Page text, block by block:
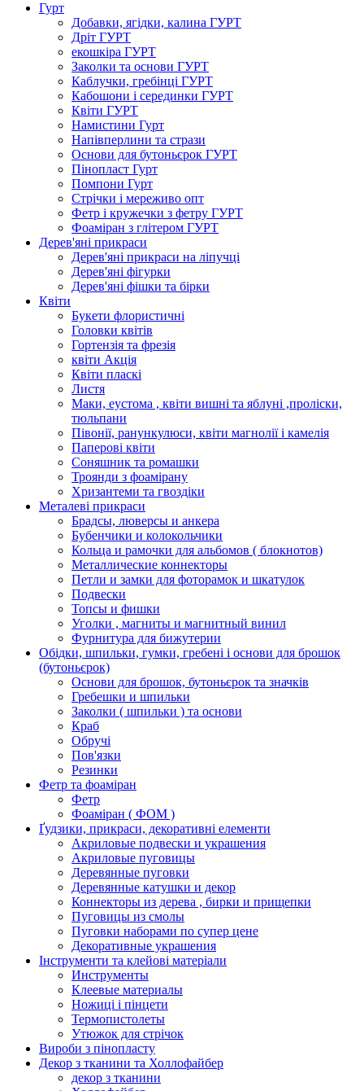
Гурт
Добавки, ягідки, калина ГУРТ
Дріт ГУРТ
екошкіра ГУРТ
Заколки та основи ГУРТ
Каблучки, гребінці ГУРТ
Кабошони і серединки ГУРТ
Квіти ГУРТ
Намистини Гурт
Напівперлини та стрази
Основи для бутоньєрок ГУРТ
Пінопласт Гурт
Помпони Гурт
Стрічки і мереживо опт
Фетр і кружечки з фетру ГУРТ
Фоаміран з глітером ГУРТ
Дерев'яні прикраси
Дерев'яні прикраси на ліпучці
Дерев'яні фігурки
Дерев'яні фішки та бірки
Квіти
Букети флористичні
Головки квітів
Гортензія та фрезія
квіти Акція
Квіти пласкі
Листя
Маки, еустома , квіти вишні та яблуні ,проліски,
тюльпани
Півонії, ранункулюси, квіти магнолії і камелія
Паперові квіти
Соняшник та ромашки
Троянди з фоамірану
Хризантеми та гвоздіки
Металеві прикраси
Брадсы, люверсы и анкера
Бубенчики и колокольчики
Кольца и рамочки для альбомов ( блокнотов)
Металлические коннекторы
Петли и замки для фоторамок и шкатулок
Подвески
Топсы и фишки
Уголки , магниты и магнитный винил
Фурнитура для бижутерии
Обідки, шпильки, гумки, гребені і основи для брошок
(бутоньєрок)
Основи для брошок, бутоньєрок та значків
Гребешки и шпильки
Заколки ( шпильки ) та основи
Краб
Обручі
Пов'язки
Резинки
Фетр та фоаміран
Фетр
Фоаміран ( ФОМ )
Ґудзики, прикраси, декоративні елементи
Акриловые подвески и украшения
Акриловые пуговицы
Деревянные пуговки
Деревянные катушки и декор
Коннекторы из дерева , бирки и прищепки
Пуговицы из смолы
Пуговки наборами по супер цене
Декоративные украшения
Інструменти та клейові матеріали
Инструменты
Клеевые материалы
Ножиці і пінцети
Термопистолеты
Утюжок для стрічок
Вироби з пінопласту
Декор з тканини та Холлофайбер
декор з тканини